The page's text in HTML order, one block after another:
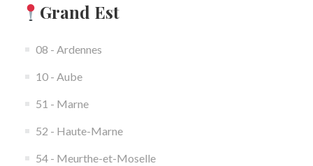
Grand Est
08 - Ardennes
10 - Aube
51 - Marne
52 - Haute-Marne
54 - Meurthe-et-Moselle